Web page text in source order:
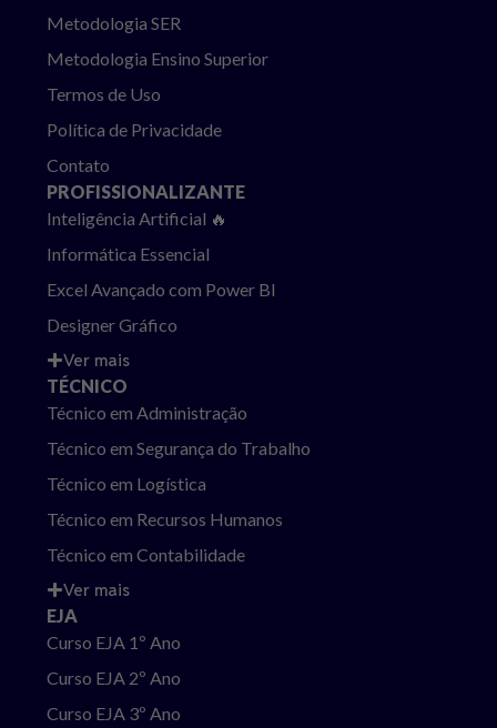
Metodologia SER
Metodologia Ensino Superior
Termos de Uso
Política de Privacidade
Contato
PROFISSIONALIZANTE
Inteligência Artificial 🔥
Informática Essencial
Excel Avançado com Power BI
Designer Gráfico
Ver mais
TÉCNICO
Técnico em Administração
Técnico em Segurança do Trabalho
Técnico em Logística
Técnico em Recursos Humanos
Técnico em Contabilidade
Ver mais
EJA
Curso EJA 1º Ano
Curso EJA 2º Ano
Curso EJA 3º Ano